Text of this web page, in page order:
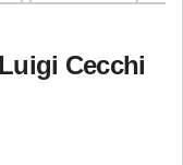
Cecchi